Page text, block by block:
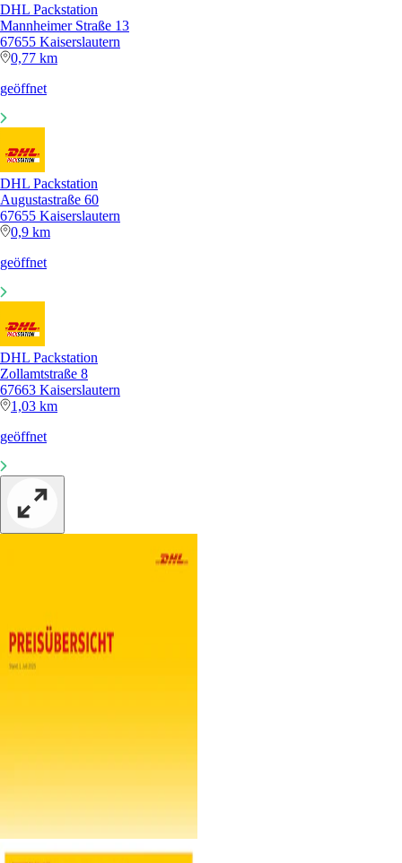
DHL Packstation
Mannheimer Straße 13
67655 Kaiserslautern
0,77 km
geöffnet
DHL Packstation
Augustastraße 60
67655 Kaiserslautern
0,9 km
geöffnet
DHL Packstation
Zollamtstraße 8
67663 Kaiserslautern
1,03 km
geöffnet